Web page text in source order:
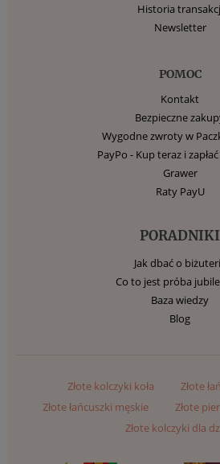
Historia
Newsletter
POMOC
Kontakt
Bezpieczne
Wygodne zwroty w
PayPo - Kup teraz i
Grawer
Raty PayU
PORADNIKI
Jak dbać o
Co to jest próba
Baza wiedzy
Blog
Złote kolczyki koła
Złote
Złote łańcuszki męskie
Złote
Złote kolczyki dla